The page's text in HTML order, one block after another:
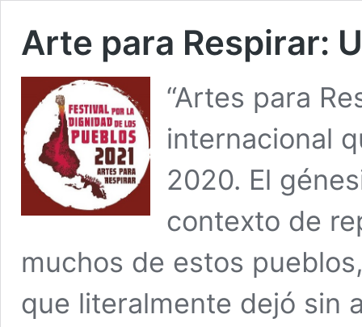
Arte para Respirar:
“Artes para
internacional
2020. El
contexto de
muchos de estos
que literalmente dejó sin